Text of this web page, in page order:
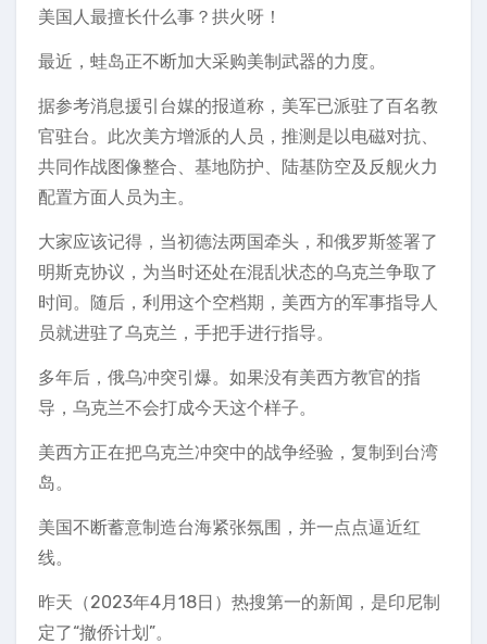
美国人最擅长什么事？拱火呀！
最近，蛙岛正不断加大采购美制武器的力度。
据参考消息援引台媒的报道称，美军已派驻了百名教
官驻台。此次美方增派的人员，推测是以电磁对抗、
共同作战图像整合、基地防护、陆基防空及反舰火力
配置方面人员为主。
大家应该记得，当初德法两国牵头，和俄罗斯签署了
明斯克协议，为当时还处在混乱状态的乌克兰争取了
时间。随后，利用这个空档期，美西方的军事指导人
员就进驻了乌克兰，手把手进行指导。
多年后，俄乌冲突引爆。如果没有美西方教官的指
导，乌克兰不会打成今天这个样子。
美西方正在把乌克兰冲突中的战争经验，复制到台湾
岛。
美国不断蓄意制造台海紧张氛围，并一点点逼近红
线。
昨天（2023年4月18日）热搜第一的新闻，是印尼制
定了“撤侨计划”。